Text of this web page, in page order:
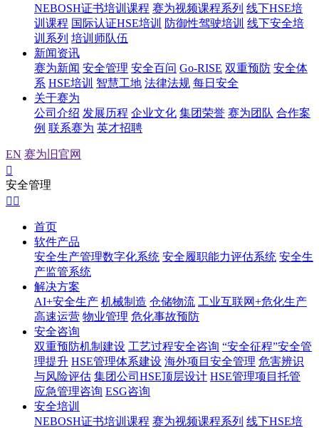
NEBOSH证书培训课程 赛为视频课程系列 线下HSE培
训课程 国际认证HSE培训 防御性驾驶培训 线下安全培
训系列 培训师队伍
新闻资讯
赛为新闻 安全管理 安全百问 Go-RISE 双重预防 安全体
系 HSE培训 智慧工地 法律法规 每日安全
关于赛为
公司介绍 发展历程 企业文化 集团荣誉 赛为团队 合作案
例 联系赛为 英才招聘
EN 赛为旧官网

安全管理
 
首页
软件产品
安全生产管理数字化系统 安全履职能力评估系统 安全生
产监管系统
解决方案
AI+安全生产 机械制造 仓储物流 工业互联网+危化生产
高速运营 物业管理 危化事故预防
安全咨询
双重预防机制建设 工艺过程安全咨询 “安全征程”安全管
理提升 HSE管理体系建设 海外项目安全管理 危害辨识
与风险评估 集团公司HSE顶层设计 HSE管理项目托管
应急管理咨询 ESG咨询
安全培训
NEBOSH证书培训课程 赛为视频课程系列 线下HSE培